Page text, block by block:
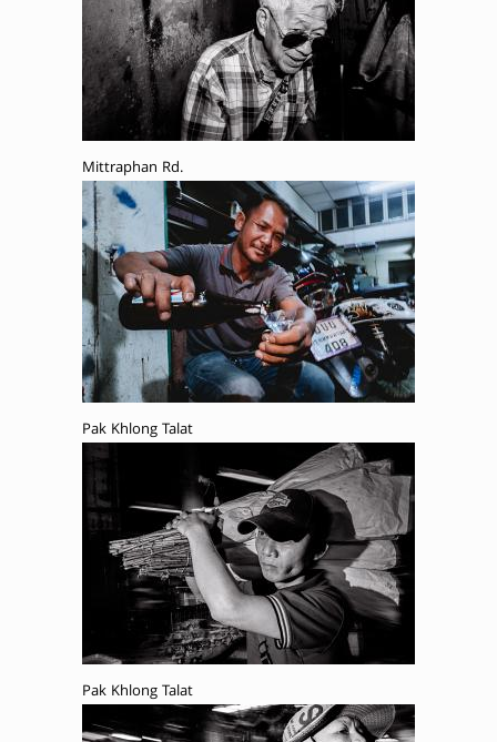
Mittraphan Rd.
Pak Khlong Talat
Pak Khlong Talat